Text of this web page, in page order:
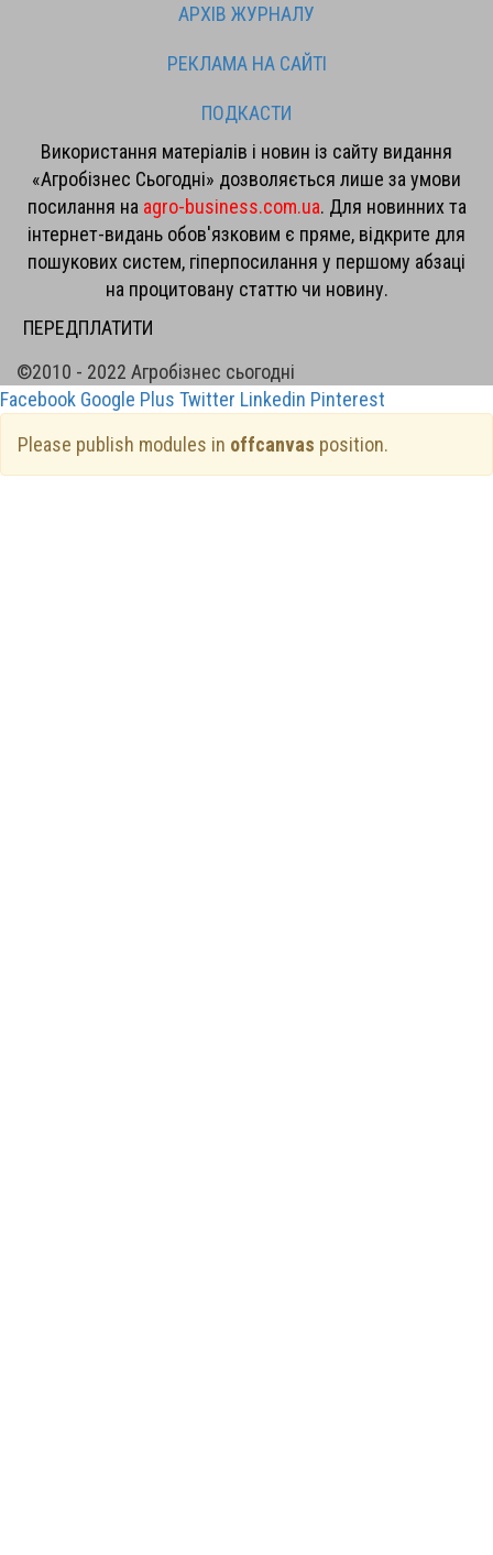
АРХІВ ЖУРНАЛУ
РЕКЛАМА НА САЙТІ
ПОДКАСТИ
Використання матеріалів і новин із сайту видання
«Агробізнес Сьогодні» дозволяється лише за умови
посилання на agro-business.com.ua. Для новинних та
інтернет-видань обов'язковим є пряме, відкрите для
пошукових систем, гіперпосилання у першому абзаці
на процитовану статтю чи новину.
ПЕРЕДПЛАТИТИ
©2010 - 2022 Агробізнес сьогодні
Facebook Google Plus Twitter Linkedin Pinterest
Please publish modules in offcanvas position.